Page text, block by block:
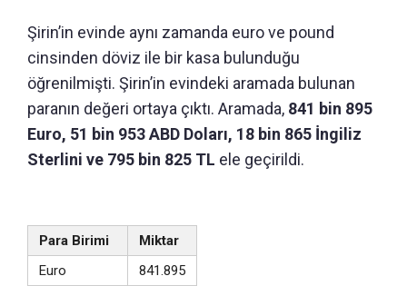
Şirin’in evinde aynı zamanda euro ve pound
cinsinden döviz ile bir kasa bulunduğu
öğrenilmişti. Şirin’in evindeki aramada bulunan
paranın değeri ortaya çıktı. Aramada, 841 bin 895
Euro, 51 bin 953 ABD Doları, 18 bin 865 İngiliz
Sterlini ve 795 bin 825 TL ele geçirildi.
Para Birimi
Miktar
Euro
841.895